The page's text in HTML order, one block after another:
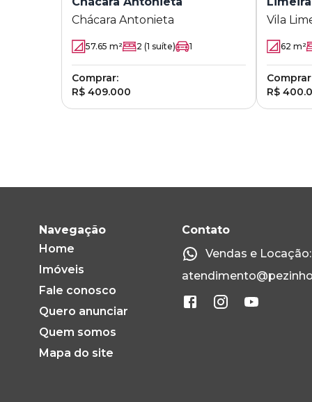
Chácara Antonieta
57.65 m² 2 (1 suíte) 1
Comprar:
R$ 409.000
Vila
62 m²
R$
Navegação
Home
Imóveis
Fale conosco
Quero anunciar
Quem somos
Mapa do site
Contato
Vendas e Locação: